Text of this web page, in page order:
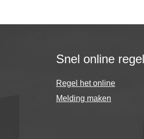
Snel online
Regel het online
Melding maken